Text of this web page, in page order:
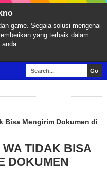
game. Segala solusi mengenai
yang terbaik dalam
Bisa Mengirim Dokumen di
TIDAK BISA
DOKUMEN